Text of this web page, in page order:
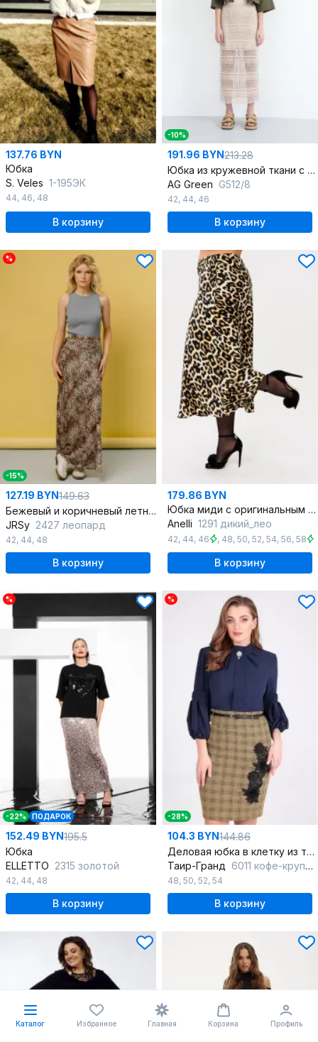
137.76 BYN
Юбка
S. Veles 1-195ЭК
44, 46, 48
В корзину
-10%
191.96 BYN213.28
Юбка из кружевной ткани с талевыми вытачками и вырезом
AG Green G512/8
42, 44, 46
В корзину
%
-15%
127.19 BYN149.63
Бежевый и коричневый летний шелковый юбка с печатным рисунком
JRSy 2427 леопард
42, 44, 48
В корзину
179.86 BYN
Юбка миди с оригинальным кройом из атласа с потайной молнией
Anelli 1291 дикий_лео
42, 44, 46 , 48, 50, 52, 54, 56, 58
В корзину
%
-22% ПОДАРОК
152.49 BYN195.5
Юбка
ELLETTO 2315 золотой
42, 44, 48
В корзину
%
-28%
104.3 BYN144.86
Деловая юбка в клетку из текстиля с кружевными вставками
Таир-Гранд 6011 кофе-крупная_клетка
48, 50, 52, 54
В корзину
Каталог Избранное Главная Корзина Профиль